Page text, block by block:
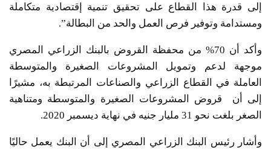
إلى قدرة هذا القطاع على تحقيق تنمية إقتصادية متكاملة
ومستدامة وتوفير فرص العمل والحد من البطالة”.
وأكد أن 70% من محفظة القروض بالبنك الزراعي المصري
موجهة لدعم وتمويل المشروعات الصغيرة والمتوسطة
العاملة في القطاع الزراعي والصناعات المرتبطة به، مشيرًا
إلى أن قروض المشروعات الصغيرة والمتوسطة ومتناهية
الصغر بلغت نحو 31 مليار جنيه في نهاية ديسمبر 2020.
وأشار رئيس البنك الزراعي المصري إلى أن البنك يعمل حاليًا